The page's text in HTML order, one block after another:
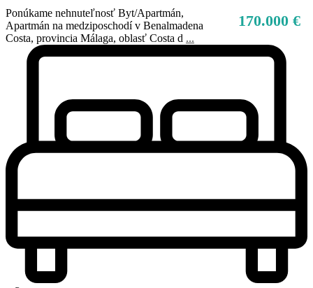
170.000 €
Ponúkame nehnuteľnosť Byt/Apartmán,
Apartmán na medziposchodí v Benalmadena
Costa, provincia Málaga, oblasť Costa d ...